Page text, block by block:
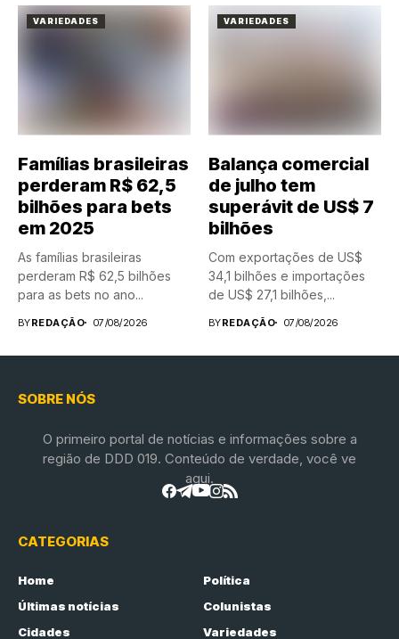
VARIEDADES
Famílias brasileiras
perderam R$ 62,5
bilhões para bets
em 2025
As famílias brasileiras
perderam R$ 62,5 bilhões
para as bets no ano...
BYREDAÇÃO 07/08/2026
VARIEDADES
Balança comercial
de julho tem
superávit de US$ 7
bilhões
Com exportações de US$
34,1 bilhões e importações
de US$ 27,1 bilhões,...
BYREDAÇÃO 07/08/2026
SOBRE NÓS
O primeiro portal de notícias e informações sobre a
região de DDD 019. Conteúdo de verdade, você ve
aqui.
CATEGORIAS
Home
Política
Últimas notícias
Colunistas
Cidades
Variedades